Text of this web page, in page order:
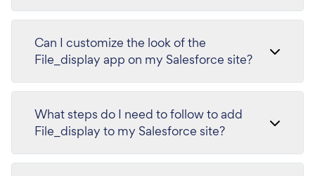
Can I customize the look of the
File_display app on my Salesforce site?
What steps do I need to follow to add
File_display to my Salesforce site?